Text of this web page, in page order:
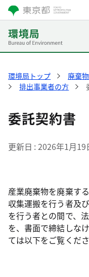
環境局トップ 廃棄
排出事業者の方
委託契約書
更新日 2026年1月19
産業廃棄物を廃棄す
収集運搬を行う者及
を行う者との間で、
を、書面で締結しな
ては以下をご覧くださ